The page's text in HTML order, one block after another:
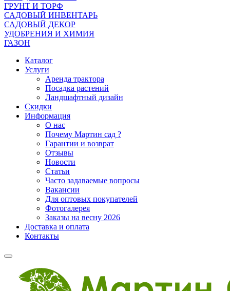
ГРУНТ И ТОРФ
САДОВЫЙ ИНВЕНТАРЬ
САДОВЫЙ ДЕКОР
УДОБРЕНИЯ И ХИМИЯ
ГАЗОН
Каталог
Услуги
Аренда трактора
Посадка растений
Ландшафтный дизайн
Скидки
Информация
О нас
Почему Мартин сад ?
Гарантии и возврат
Отзывы
Новости
Статьи
Часто задаваемые вопросы
Вакансии
Для оптовых покупателей
Фотогалерея
Заказы на весну 2026
Доставка и оплата
Контакты